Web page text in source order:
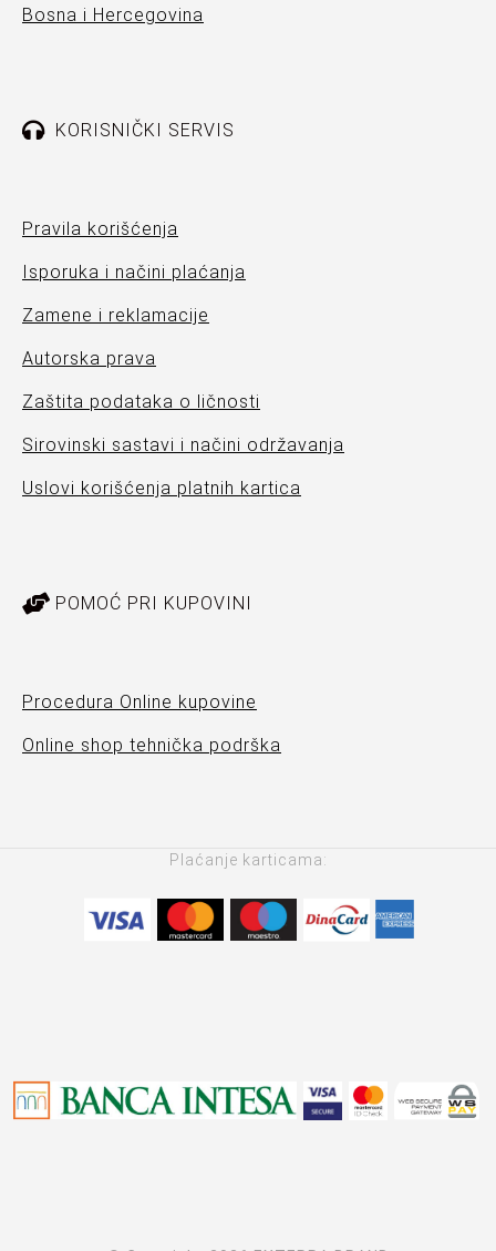
Bosna i Hercegovina
KORISNIČKI SERVIS
Pravila korišćenja
Isporuka i načini plaćanja
Zamene i reklamacije
Autorska prava
Zaštita podataka o ličnosti
Sirovinski sastavi i načini održavanja
Uslovi korišćenja platnih kartica
POMOĆ PRI KUPOVINI
Procedura Online kupovine
Online shop tehnička podrška
Plaćanje karticama: